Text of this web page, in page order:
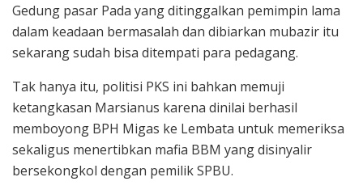
Gedung pasar Pada yang ditinggalkan pemimpin lama
dalam keadaan bermasalah dan dibiarkan mubazir itu
sekarang sudah bisa ditempati para pedagang.
Tak hanya itu, politisi PKS ini bahkan memuji
ketangkasan Marsianus karena dinilai berhasil
memboyong BPH Migas ke Lembata untuk memeriksa
sekaligus menertibkan mafia BBM yang disinyalir
bersekongkol dengan pemilik SPBU.